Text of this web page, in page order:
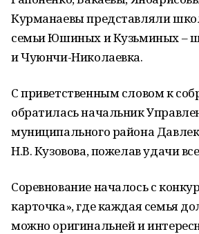
Курманаевы представляли
семьи Юшиных и Кузьминых –
и Чуюнчи-Николаевка.
С приветственным словом к
обратилась начальник
муниципального района
Н.В. Кузовова, пожелав удачи
Соревнование началось с
карточка», где каждая семья
можно оригинальней и